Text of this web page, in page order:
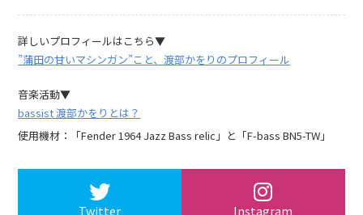
詳しいプロフィールはこちら▼
”蒲田の甘いマシンガン”こと、渡部かをりのプロフィール
音楽活動▼
bassist 渡部かをりとは？
使用機材：「Fender 1964 Jazz Bass relic」と「F-bass BN5-TW」
Twitter Instagram